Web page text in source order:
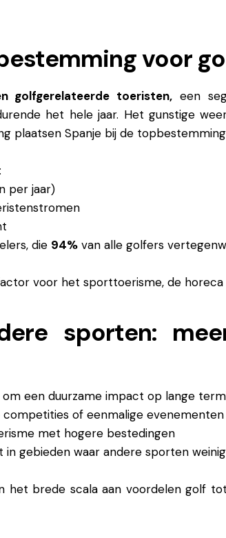
voor
golfgerelateerde toeristen, een
het hele jaar. Het gunstige
plaatsen Spanje bij de
per jaar)
die 94%van alle golfers
voor het sporttoerisme, de horeca
sporten:
een duurzame impact op lange
of eenmalige evenementen
met hogere bestedingen
gebieden waar andere sporten
het brede scala aan voordelen golf